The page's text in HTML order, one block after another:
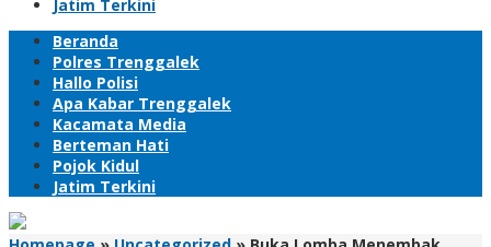
Jatim Terkini
Beranda
Polres Trenggalek
Hallo Polisi
Apa Kabar Trenggalek
Kacamata Media
Berteman Hati
Pojok Kidul
Jatim Terkini